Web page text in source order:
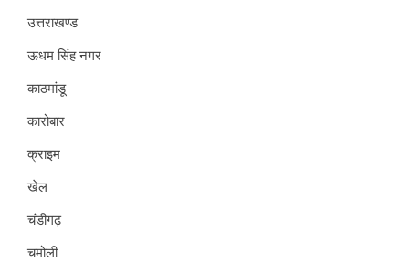
उत्तराखण्ड
ऊधम सिंह नगर
काठमांडू
कारोबार
क्राइम
खेल
चंडीगढ़
चमोली